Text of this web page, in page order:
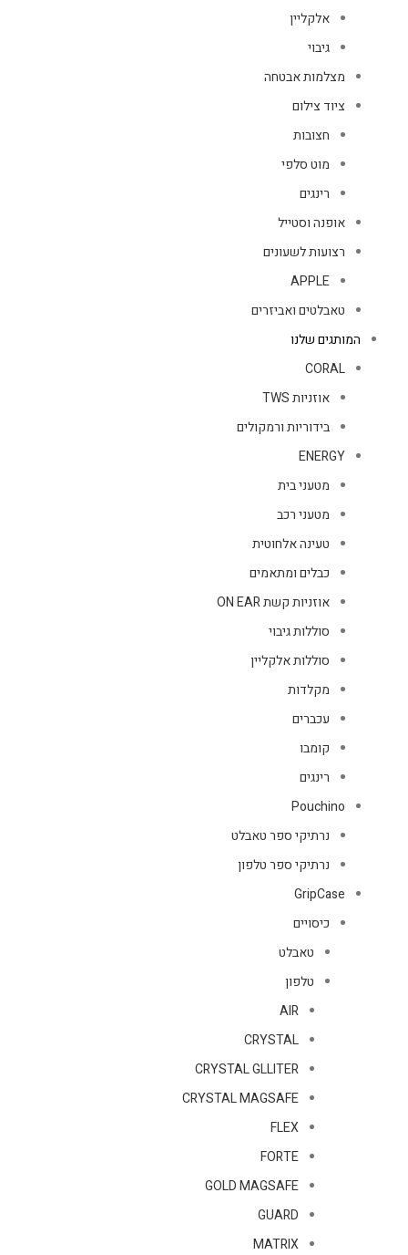
אלקליין
גיבוי
מצלמות אבטחה
ציוד צילום
חצובות
מוט סלפי
רינגים
אופנה וסטייל
רצועות לשעונים
APPLE
טאבלטים ואביזרים
המותגים שלנו
CORAL
אוזניות TWS
בידוריות ורמקולים
ENERGY
מטעני בית
מטעני רכב
טעינה אלחוטית
כבלים ומתאמים
אוזניות קשת ON EAR
סוללות גיבוי
סוללות אלקליין
מקלדות
עכברים
קומבו
רינגים
Pouchino
נרתיקי ספר טאבלט
נרתיקי ספר טלפון
GripCase
כיסויים
טאבלט
טלפון
AIR
CRYSTAL
CRYSTAL GLLITER
CRYSTAL MAGSAFE
FLEX
FORTE
GOLD MAGSAFE
GUARD
MATRIX